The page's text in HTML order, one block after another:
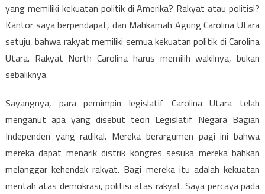
yang memiliki kekuatan politik di Amerika? Rakyat atau politisi?
Kantor saya berpendapat, dan Mahkamah Agung Carolina Utara
setuju, bahwa rakyat memiliki semua kekuatan politik di Carolina
Utara. Rakyat North Carolina harus memilih wakilnya, bukan
sebaliknya.
Sayangnya, para pemimpin legislatif Carolina Utara telah
menganut apa yang disebut teori Legislatif Negara Bagian
Independen yang radikal. Mereka berargumen pagi ini bahwa
mereka dapat menarik distrik kongres sesuka mereka bahkan
melanggar kehendak rakyat. Bagi mereka itu adalah kekuatan
mentah atas demokrasi, politisi atas rakyat. Saya percaya pada